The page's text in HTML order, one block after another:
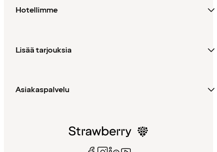
Hotellimme
Lisää tarjouksia
Asiakaspalvelu